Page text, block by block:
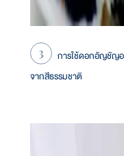
การใช้ดอกอัญชัญอ
จากสีธรรมชาติ